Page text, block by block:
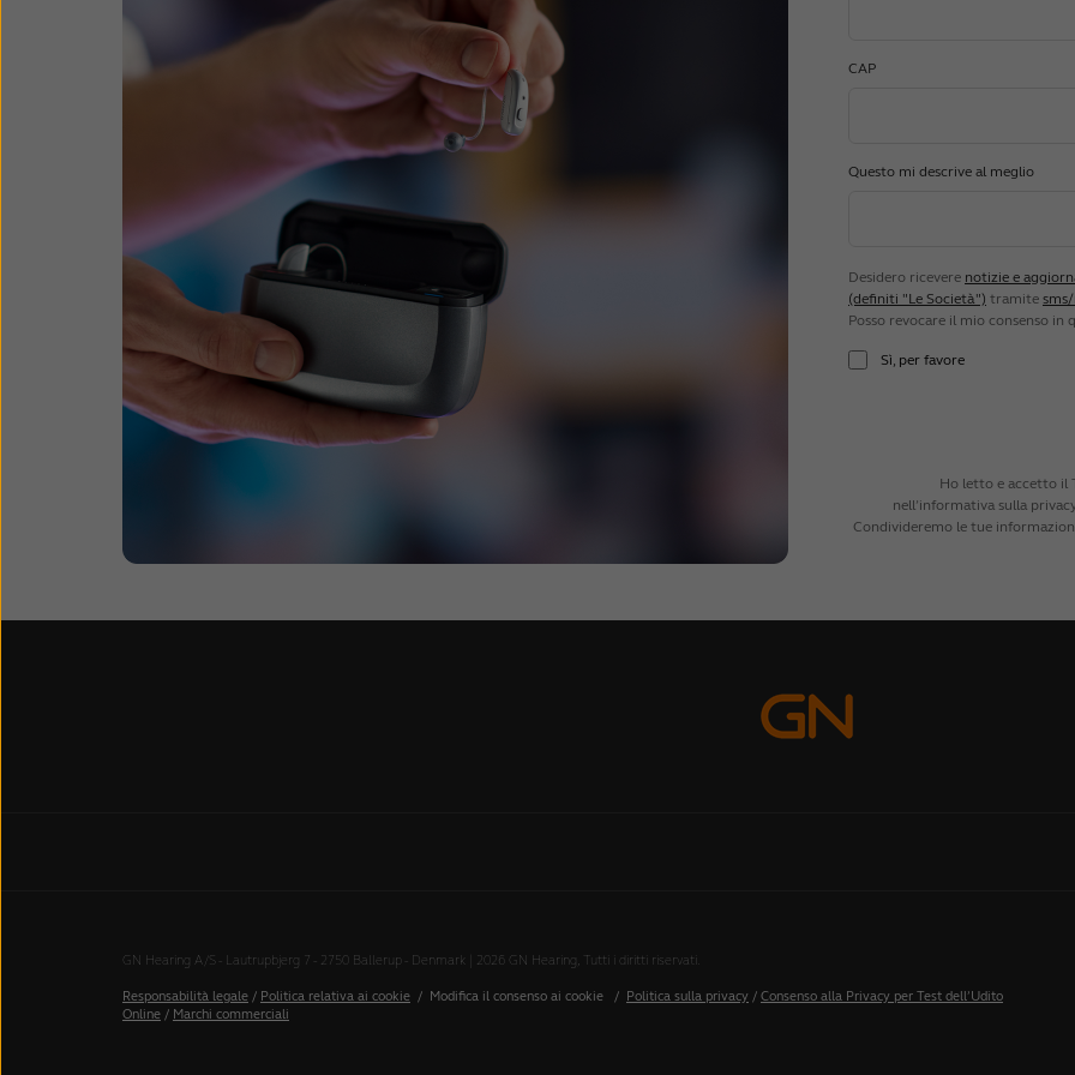
CAP
Questo mi descrive al meglio
Desidero ricevere notizie e
(definiti "Le Società") tramite
Posso revocare il mio consenso
Sì, per favore
Ho letto e accetto il
nell’informativa sulla
Condivideremo le tue
GN Hearing A/S - Lautrupbjerg 7 - 2750 Ballerup - Denmark | 2026 GN Hearing, Tutti i diritti riservati.
Responsabilità legale / Politica relativa ai cookie / Modifica il consenso ai cookie / Politica sulla privacy / Consenso alla Privacy per Test dell’Udito
Online / Marchi commerciali